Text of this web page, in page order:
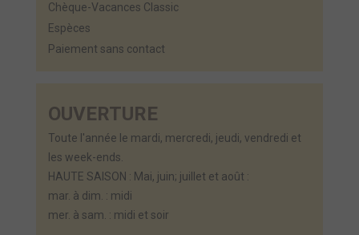
Chèque-Vacances Classic
Espèces
Paiement sans contact
OUVERTURE
Toute l'année le mardi, mercredi, jeudi, vendredi et
les week-ends.
HAUTE SAISON : Mai, juin; juillet et août :
mar. à dim. : midi
mer. à sam. : midi et soir